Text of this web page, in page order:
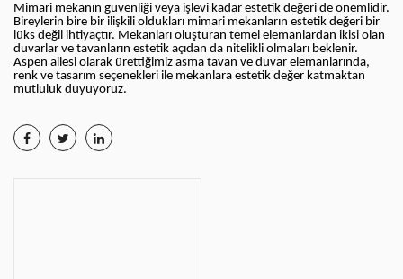
Mimari mekanın güvenliği veya işlevi kadar estetik değeri de önemlidir.
Bireylerin bire bir ilişkili oldukları mimari mekanların estetik değeri bir
lüks değil ihtiyaçtır. Mekanları oluşturan temel elemanlardan ikisi olan
duvarlar ve tavanların estetik açıdan da nitelikli olmaları beklenir.
Aspen ailesi olarak ürettiğimiz asma tavan ve duvar elemanlarında,
renk ve tasarım seçenekleri ile mekanlara estetik değer katmaktan
mutluluk duyuyoruz.